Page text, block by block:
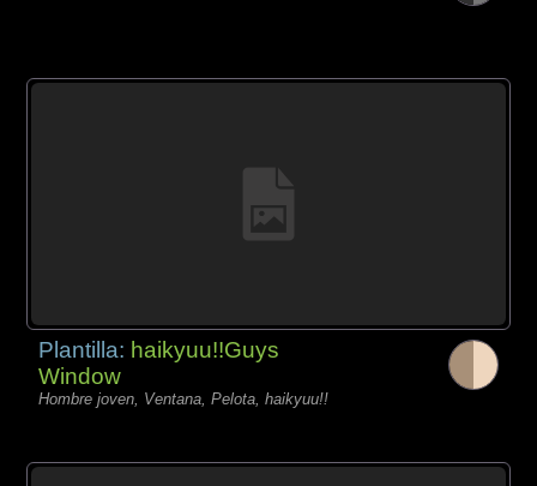
Plantilla: haikyuu!!Guys
Window
Hombre joven, Ventana, Pelota, haikyuu!!